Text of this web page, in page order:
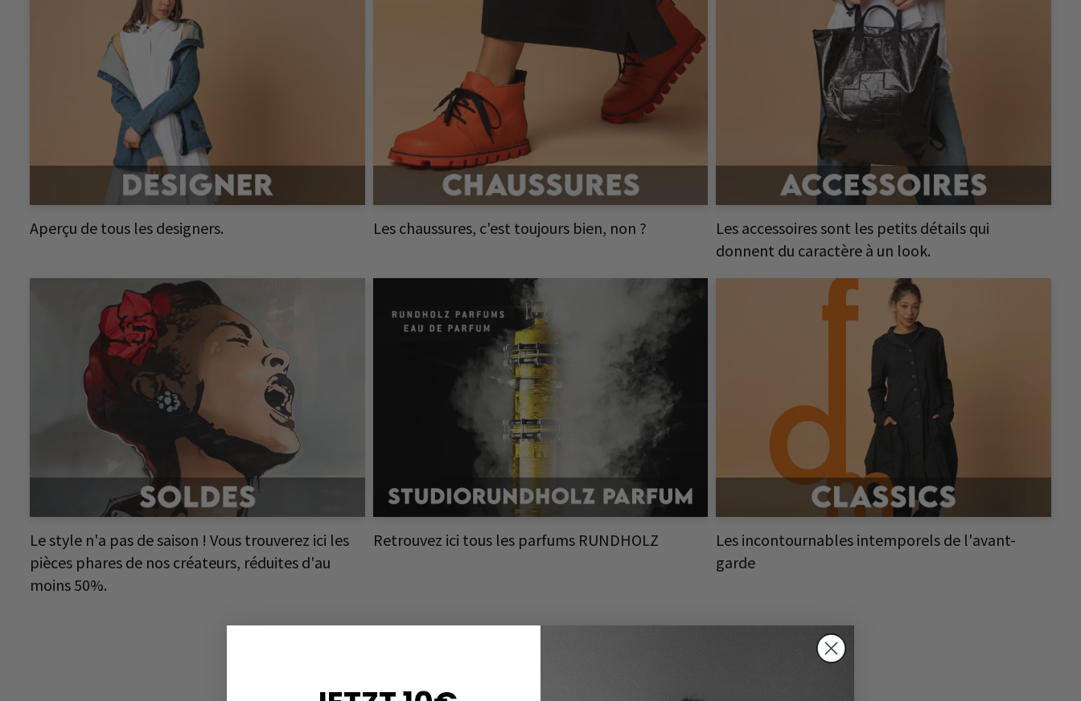
Aperçu de tous les designers. Les chaussures, c'est toujours bien, non ?
Les accessoires sont les petits détails qui
donnent du caractère à un look.
Le style n'a pas de saison ! Vous trouverez ici les
pièces phares de nos créateurs, réduites d'au
moins 50%.
Retrouvez ici tous les parfums RUNDHOLZ
Les incontournables intemporels de l'avant-
garde